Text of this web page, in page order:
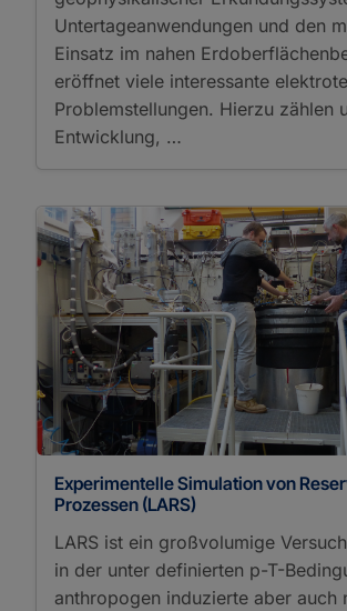
Mineral Characterization
Multi-Anvil Module
Noble Gas Analysis
Omics
Particle Image Velocimetry
Particle Search
Piston Cylinder Module
Radioisotope Tracer Study
Rock Preparation
Sediment Preparation
Sonic Velocity
Stereo Microscope
Thermophysical Properties
Tree-ring Measurement
UV Femtosecond Laser Ablation
³He and ²¹Ne Exposure Dating
δD
δ¹³C
δ¹⁵N
δ¹⁸O
Mineralogie
Mineralphysik
Untertageanwendungen und den
Einsatz im nahen
eröffnet viele interessante
Problemstellungen. Hierzu zählen
Entwicklung, …
Experimentelle Simulation von
Prozessen (LARS)
LARS ist ein großvolumige
in der unter definierten p-T-
anthropogen induzierte aber auch